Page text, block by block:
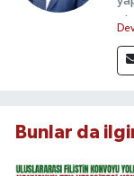
Bunlar da